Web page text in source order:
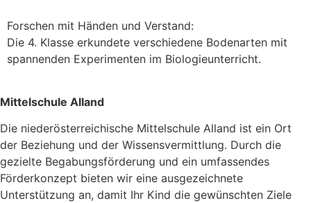
Forschen mit Händen und Verstand:
Die 4. Klasse erkundete verschiedene Bodenarten mit
spannenden Experimenten im Biologieunterricht.
Mittelschule Alland
Die niederösterreichische Mittelschule Alland ist ein Ort
der Beziehung und der Wissensvermittlung. Durch die
gezielte Begabungsförderung und ein umfassendes
Förderkonzept bieten wir eine ausgezeichnete
Unterstützung an, damit Ihr Kind die gewünschten Ziele